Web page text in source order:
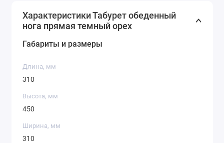
Характеристики Табурет обеденный
нога прямая темный орех
Габариты и размеры
Длина, мм
310
Высота, мм
450
Ширина, мм
310